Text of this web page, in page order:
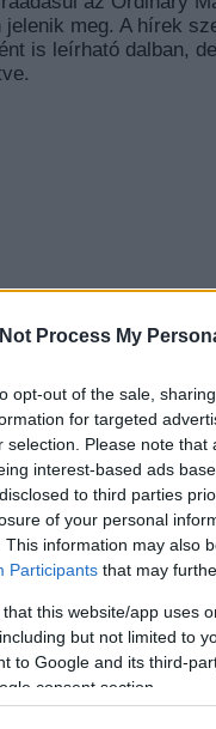
Process My
opt-out of the sale,
for targeted
selection. Please note
interest-based ads
to third parties
of your personal
This information may also
Participants that may
that this website/app uses
but not limited to
to Google and its third-
consent section.
meg. A hírek
is leírható dalban,
FEL
a
, ahol az